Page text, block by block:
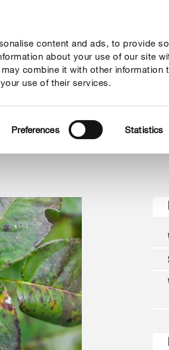
content and ads, to provide
about your use of our site
combine it with other information
use of their services.
Preferences Statistics
Advies Thema's Tot je dienst
Sterreroetdauw